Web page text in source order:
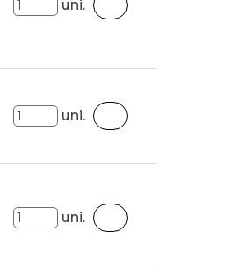
uni.
uni.
uni.